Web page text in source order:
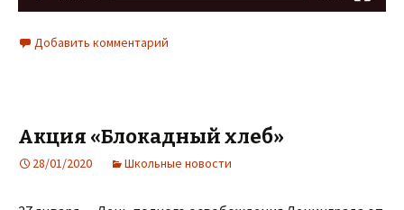
Добавить комментарий
Акция «Блокадный хлеб»
28/01/2020 Школьные новости